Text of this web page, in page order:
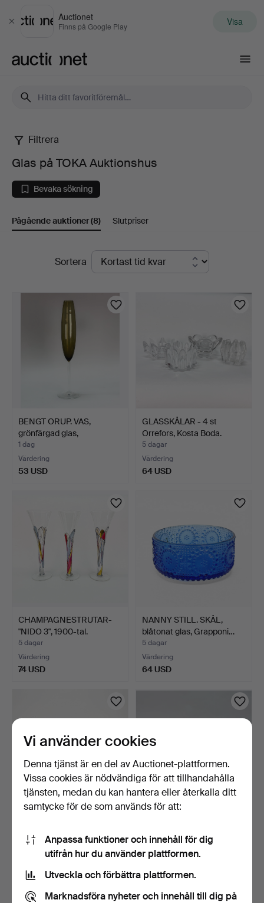
Stäng
Auctionet
Finns på Google Play Visa
Glas
på
TOKA
Auktionshus
Filtrera
Glas på TOKA Auktionshus
Bevaka sökning
Pågående auktioner(8) Slutpriser
PågåendeSortera
BENGT ORUP. VAS,
grönfärgad glas,
champagn…
1 dag
Värdering
53 USD
GLASSKÅLAR - 4 st
Orrefors, Kosta Boda.
5 dagar
Värdering
64 USD
CHAMPAGNESTRUTAR-
"NIDO 3", 1900-tal.
5 dagar
Värdering
74 USD
NANNY STILL. SKÅL,
blåtonat glas, Grapponi…
5 dagar
Värdering
64 USD
5 dagar
Värdering
85 USD
7 dagar
1 bud
Vi använder cookies
Denna tjänst är en del av Auctionet-plattformen.
Vissa cookies är nödvändiga för att tillhandahålla
tjänsten, medan du kan hantera eller återkalla ditt
samtycke för de som används för att:
Anpassa funktioner och innehåll för dig
utifrån hur du använder plattformen.
Utveckla och förbättra plattformen.
Marknadsföra nyheter och innehåll till dig på